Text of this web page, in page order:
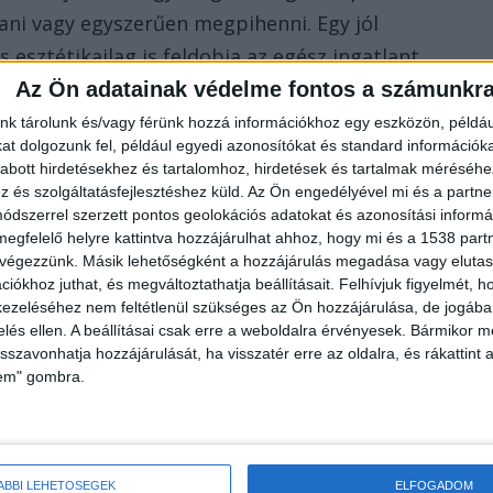
Az Ön adatainak védelme fontos a
tárolunk és/vagy férünk hozzá információkhoz egy eszközön,
dolgozunk fel, például egyedi azonosítókat és standard
hirdetésekhez és tartalomhoz, hirdetések és tartalmak
és szolgáltatásfejlesztéshez küld. Az Ön engedélyével mi és a
szerzett pontos geolokációs adatokat és azonosítási
helyre kattintva hozzájárulhat ahhoz, hogy mi és a 1538
Másik lehetőségként a hozzájárulás megadása vagy
juthat, és megváltoztathatja beállításait. Felhívjuk figyelmét,
nem feltétlenül szükséges az Ön hozzájárulása, de
ellen. A beállításai csak erre a weboldalra érvényesek. Bármikor
hozzájárulását, ha visszatér erre az oldalra, és rákattint
gombra.
LEHETŐSÉGEK ELFOGADOM
vagy egyszerűen megpihenni. Egy jól
esztétikailag is feldobja az egész ingatlant.
oldalfal, ami egyszerre praktikus és sokoldalú.
a széltől, illetve a kültéri élmény komfortosabbá
használható, széles körben
is.
a keret tetején elhelyezett hengerre vannak
engedni, amihez használhatunk kézi hajtókart
funkció, ha egyszerűen akarjuk megoldani az
át akarjuk alakítani a tér kinézetét és
rendelkezik, az oldalfal ezáltal